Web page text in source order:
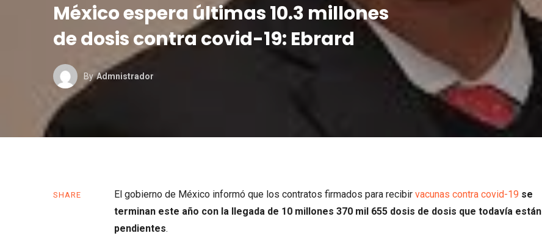
México espera últimas 10.3 millones
de dosis contra covid-19: Ebrard
By Admnistrador
SHARE El gobierno de México informó que los contratos firmados para recibir vacunas contra covid-19 se
terminan este año con la llegada de 10 millones 370 mil 655 dosis de dosis que todavía están
pendientes.